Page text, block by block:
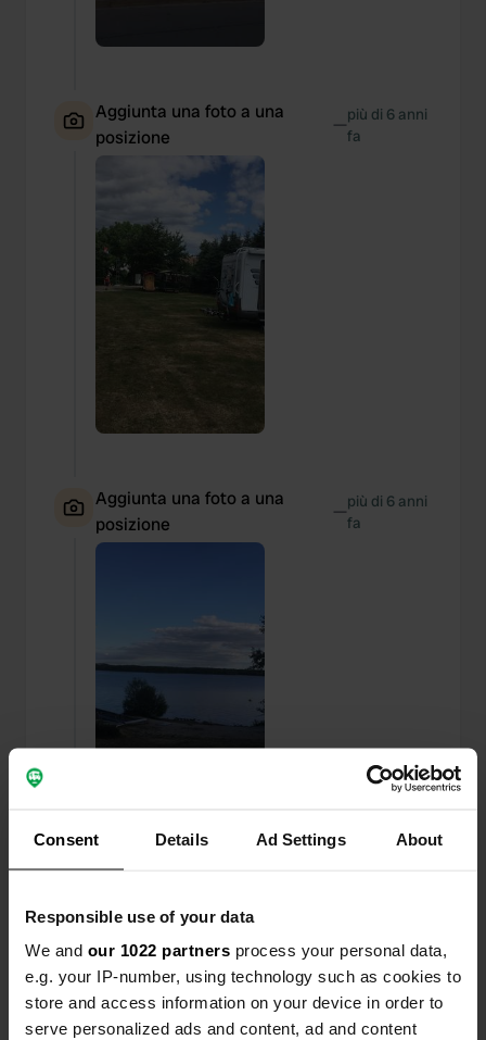
Consent Details Ad Settings About
Responsible use of your data
We and our 1022 partners process your personal data,
e.g. your IP-number, using technology such as cookies to
store and access information on your device in order to
serve personalized ads and content, ad and content
Aggiunta una foto a una
posizione
—più di 6 anni
fa
Aggiunta una foto a una
posizione
—più di 6 anni
fa
posizione